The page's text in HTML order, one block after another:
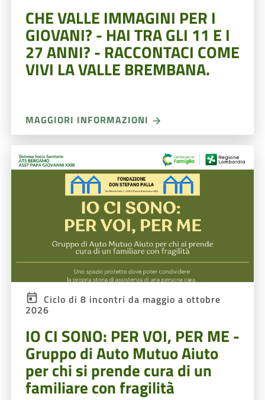
CHE VALLE IMMAGINI PER I
GIOVANI? - HAI TRA GLI 11 E I
27 ANNI? - RACCONTACI COME
VIVI LA VALLE BREMBANA.
MAGGIORI INFORMAZIONI
Ciclo di 8 incontri da maggio a ottobre
2026
IO CI SONO: PER VOI, PER ME -
Gruppo di Auto Mutuo Aiuto
per chi si prende cura di un
familiare con fragilità